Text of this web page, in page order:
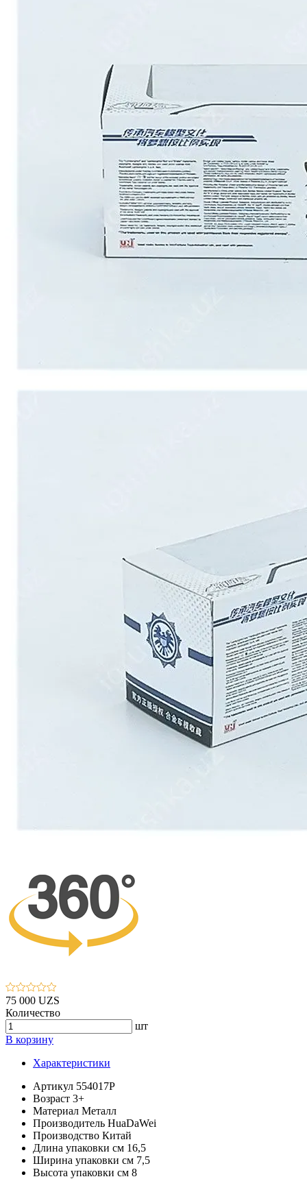
75 000 UZS
Количество
шт
В корзину
Характеристики
Артикул 554017P
Возраст 3+
Материал Металл
Производитель HuaDaWei
Производство Китай
Длина упаковки см 16,5
Ширина упаковки см 7,5
Высота упаковки см 8